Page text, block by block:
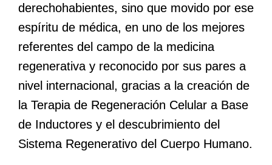
derechohabientes, sino que movido por ese
espíritu de médica, en uno de los mejores
referentes del campo de la medicina
regenerativa y reconocido por sus pares a
nivel internacional, gracias a la creación de
la Terapia de Regeneración Celular a Base
de Inductores y el descubrimiento del
Sistema Regenerativo del Cuerpo Humano.